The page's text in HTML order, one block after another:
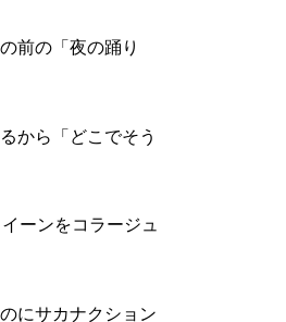
前の「夜の踊り
から「どこでそう
ーンをコラージュ
にサカナクション